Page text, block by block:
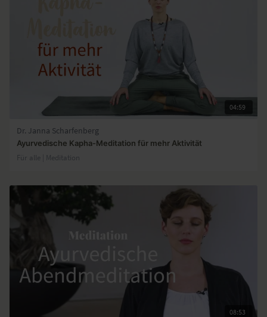
04:59
Dr. Janna Scharfenberg
Ayurvedische Kapha-Meditation für mehr Aktivität
Für alle | Meditation
08:53